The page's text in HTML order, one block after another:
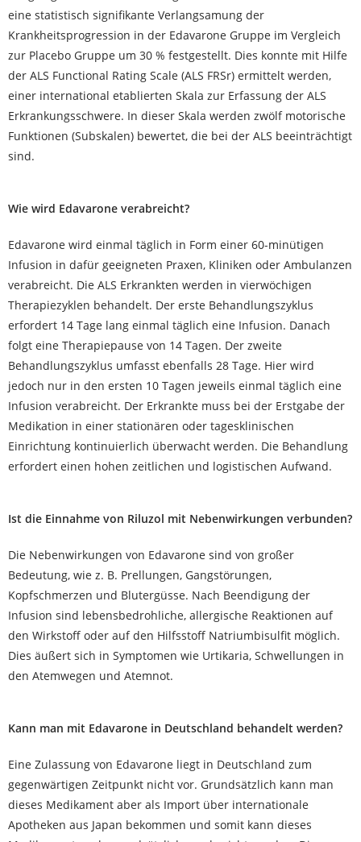
eine statistisch signifikante Verlangsamung der
Krankheitsprogression in der Edavarone Gruppe im Vergleich
zur Placebo Gruppe um 30 % festgestellt. Dies konnte mit Hilfe
der ALS Functional Rating Scale (ALS FRSr) ermittelt werden,
einer international etablierten Skala zur Erfassung der ALS
Erkrankungsschwere. In dieser Skala werden zwölf motorische
Funktionen (Subskalen) bewertet, die bei der ALS beeinträchtigt
sind.
Wie wird Edavarone verabreicht?
Edavarone wird einmal täglich in Form einer 60-minütigen
Infusion in dafür geeigneten Praxen, Kliniken oder Ambulanzen
verabreicht. Die ALS Erkrankten werden in vierwöchigen
Therapiezyklen behandelt. Der erste Behandlungszyklus
erfordert 14 Tage lang einmal täglich eine Infusion. Danach
folgt eine Therapiepause von 14 Tagen. Der zweite
Behandlungszyklus umfasst ebenfalls 28 Tage. Hier wird
jedoch nur in den ersten 10 Tagen jeweils einmal täglich eine
Infusion verabreicht. Der Erkrankte muss bei der Erstgabe der
Medikation in einer stationären oder tagesklinischen
Einrichtung kontinuierlich überwacht werden. Die Behandlung
erfordert einen hohen zeitlichen und logistischen Aufwand.
Ist die Einnahme von Riluzol mit Nebenwirkungen verbunden?
Die Nebenwirkungen von Edavarone sind von großer
Bedeutung, wie z. B. Prellungen, Gangstörungen,
Kopfschmerzen und Blutergüsse. Nach Beendigung der
Infusion sind lebensbedrohliche, allergische Reaktionen auf
den Wirkstoff oder auf den Hilfsstoff Natriumbisulfit möglich.
Dies äußert sich in Symptomen wie Urtikaria, Schwellungen in
den Atemwegen und Atemnot.
Kann man mit Edavarone in Deutschland behandelt werden?
Eine Zulassung von Edavarone liegt in Deutschland zum
gegenwärtigen Zeitpunkt nicht vor. Grundsätzlich kann man
dieses Medikament aber als Import über internationale
Apotheken aus Japan bekommen und somit kann dieses